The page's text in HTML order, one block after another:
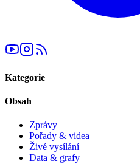
Kategorie
Obsah
Zprávy
Pořady & videa
Živé vysílání
Data & grafy